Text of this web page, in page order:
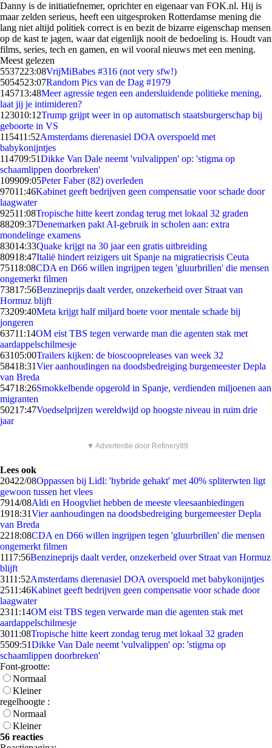
Danny is de initiatiefnemer, oprichter en eigenaar van FOK.nl. Hij is
maar zelden serieus, heeft een uitgesproken Rotterdamse mening die
lang niet altijd politiek correct is en bezit de bizarre eigenschap mensen
op de kast te jagen, waar dat eigenlijk nooit de bedoeling is. Houdt van
films, series, tech en gamen, en wil vooral nieuws met een mening.
Meest gelezen
5537223:08VrijMiBabes #316 (not very sfw!)
5054523:07Random Pics van de Dag #1979
145713:48Meer agressie tegen een andersluidende politieke mening,
laat jij je intimideren?
123010:12Trump grijpt weer in op automatisch staatsburgerschap bij
geboorte in VS
115411:52Amsterdams dierenasiel DOA overspoeld met
babykonijntjes
114709:51Dikke Van Dale neemt 'vulvalippen' op: 'stigma op
schaamlippen doorbreken'
109909:05Peter Faber (82) overleden
97011:46Kabinet geeft bedrijven geen compensatie voor schade door
laagwater
92511:08Tropische hitte keert zondag terug met lokaal 32 graden
88209:37Denemarken pakt AI-gebruik in scholen aan: extra
mondelinge examens
83014:33Quake krijgt na 30 jaar een gratis uitbreiding
80918:47Italië hindert reizigers uit Spanje na migratiecrisis Ceuta
75118:08CDA en D66 willen ingrijpen tegen 'gluurbrillen' die mensen
ongemerkt filmen
73817:56Benzineprijs daalt verder, onzekerheid over Straat van
Hormuz blijft
73209:40Meta krijgt half miljard boete voor mentale schade bij
jongeren
63711:14OM eist TBS tegen verwarde man die agenten stak met
aardappelschilmesje
63105:00Trailers kijken: de bioscoopreleases van week 32
58418:31Vier aanhoudingen na doodsbedreiging burgemeester Depla
van Breda
54718:26Smokkelbende opgerold in Spanje, verdienden miljoenen aan
migranten
50217:47Voedselprijzen wereldwijd op hoogste niveau in ruim drie
jaar
▼ Advertentie door Refinery89
Lees ook
20422/08Oppassen bij Lidl: 'hybride gehakt' met 40% spliterwten ligt
gewoon tussen het vlees
7914/08Aldi en Hoogvliet hebben de meeste vleesaanbiedingen
1918:31Vier aanhoudingen na doodsbedreiging burgemeester Depla
van Breda
2218:08CDA en D66 willen ingrijpen tegen 'gluurbrillen' die mensen
ongemerkt filmen
1117:56Benzineprijs daalt verder, onzekerheid over Straat van Hormuz
blijft
3111:52Amsterdams dierenasiel DOA overspoeld met babykonijntjes
2511:46Kabinet geeft bedrijven geen compensatie voor schade door
laagwater
2311:14OM eist TBS tegen verwarde man die agenten stak met
aardappelschilmesje
3011:08Tropische hitte keert zondag terug met lokaal 32 graden
5509:51Dikke Van Dale neemt 'vulvalippen' op: 'stigma op
schaamlippen doorbreken'
Font-grootte:
Normaal
Kleiner
regelhoogte :
Normaal
Kleiner
56 reacties